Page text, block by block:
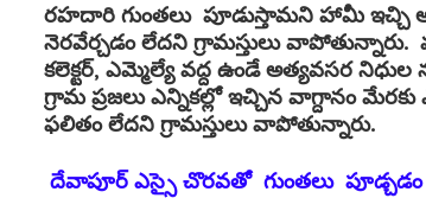
రహదారి గుంతలు పూడుస్తామని హామీ ఇచ్చి
నెరవేర్చడం లేదని గ్రామస్తులు వాపోతున్నారు.
కలెక్టర్, ఎమ్మెల్యే వద్ద ఉండే అత్యవసర నిధుల
గ్రామ ప్రజలు ఎన్నికల్లో ఇచ్చిన వాగ్దానం మేరకు
ఫలితం లేదని గ్రామస్తులు వాపోతున్నారు.
దేవాపూర్ ఎస్సై చొరవతో గుంతలు